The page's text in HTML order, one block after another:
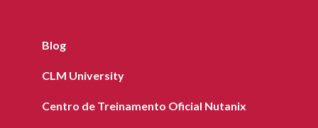
Blog
CLM University
Centro de Treinamento Oficial Nutanix